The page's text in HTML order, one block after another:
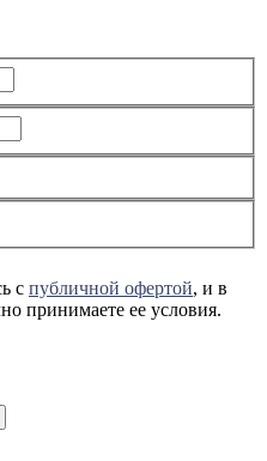
с публичной офертой, и в
принимаете ее условия.